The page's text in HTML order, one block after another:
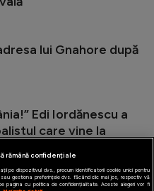
lui Gnahore după
Edi Iordănescu a
care vine la
rămână confidențiale
pe dispozitivul dvs., precum identificatorii cookie unici pentru
gestiona preferințele dvs. făcând clic mai jos, respectiv vă
pagina cu politica de confidențialitate. Aceste alegeri vor fi